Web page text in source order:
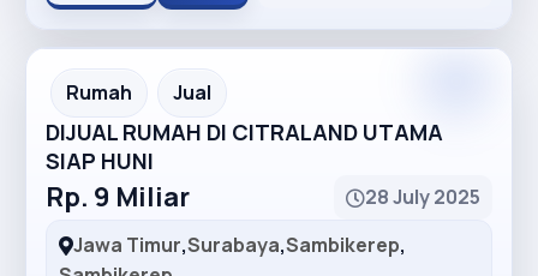
Recommended
Rumah Jual
DIJUAL RUMAH DI CITRALAND UTAMA
SIAP HUNI
Rp. 9 Miliar
28 July 2025
Jawa Timur,Surabaya,Sambikerep,